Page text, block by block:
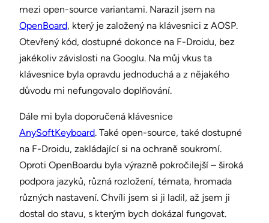
mezi open-source variantami. Narazil jsem na
OpenBoard, který je založený na klávesnici z AOSP.
Otevřený kód, dostupné dokonce na F-Droidu, bez
jakékoliv závislosti na Googlu. Na můj vkus ta
klávesnice byla opravdu jednoduchá a z nějakého
důvodu mi nefungovalo doplňování.
Dále mi byla doporučená klávesnice
AnySoftKeyboard. Také open-source, také dostupné
na F-Droidu, zakládající si na ochraně soukromí.
Oproti OpenBoardu byla výrazně pokročilejší – široká
podpora jazyků, různá rozložení, témata, hromada
různých nastavení. Chvíli jsem si ji ladil, až jsem ji
dostal do stavu, s kterým bych dokázal fungovat.